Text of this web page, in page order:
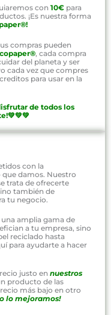
con 10€ para
¡Es nuestra forma
compras pueden
, cada compra
del planeta y ser
cada vez que compres
para usar en la
de todos los
con la
que damos. Nuestro
trata de ofrecerte
también de
tu negocio.
amplia gama de
a tu empresa, sino
reciclado hasta
para ayudarte a hacer
justo en nuestros
producto de las
más bajo en otro
lo mejoramos!